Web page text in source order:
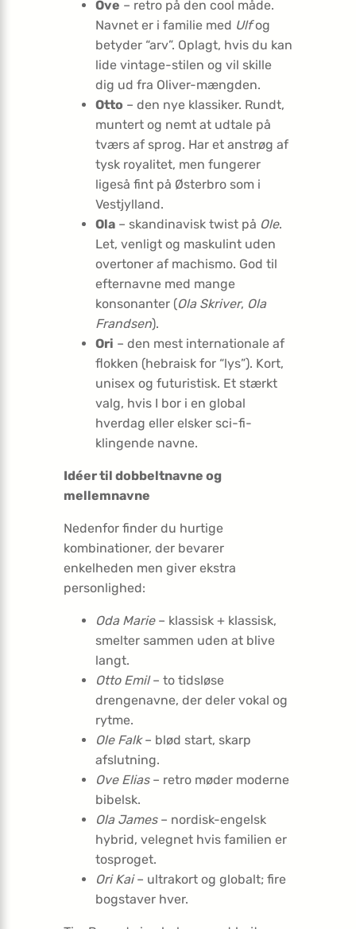
Ove – retro på den cool måde.
Navnet er i familie med Ulfog
betyder “arv”. Oplagt, hvis du kan
lide vintage-stilen og vil skille
dig ud fra Oliver-mængden.
Otto – den nye klassiker. Rundt,
muntert og nemt at udtale på
tværs af sprog. Har et anstrøg af
tysk royalitet, men fungerer
ligeså fint på Østerbro som i
Vestjylland.
Ola – skandinavisk twist på Ole.
Let, venligt og maskulint uden
overtoner af machismo. God til
efternavne med mange
konsonanter (Ola Skriver, Ola
Frandsen).
Ori – den mest internationale af
flokken (hebraisk for “lys”). Kort,
unisex og futuristisk. Et stærkt
valg, hvis I bor i en global
hverdag eller elsker sci-fi-
klingende navne.
Idéer til dobbeltnavne og
mellemnavne
Nedenfor finder du hurtige
kombinationer, der bevarer
enkelheden men giver ekstra
personlighed:
Oda Marie– klassisk + klassisk,
smelter sammen uden at blive
langt.
Otto Emil– to tidsløse
drengenavne, der deler vokal og
rytme.
Ole Falk– blød start, skarp
afslutning.
Ove Elias– retro møder moderne
bibelsk.
Ola James– nordisk-engelsk
hybrid, velegnet hvis familien er
tosproget.
Ori Kai– ultrakort og globalt; fire
bogstaver hver.